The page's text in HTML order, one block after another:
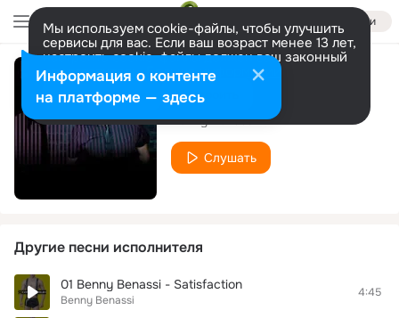
Войти
Мы используем cookie-файлы, чтобы улучшить
сервисы для вас. Если ваш возраст менее 13 лет,
настроить cookie-файлы должен ваш законный
представитель. Больше информации
Разрешить все Настроить
Love and Motion
Benny Benassi
Слушать
Другие песни исполнителя
01 Benny Benassi - Satisfaction
Benny Benassi
4:45
Информация о контенте
на платформе — здесь